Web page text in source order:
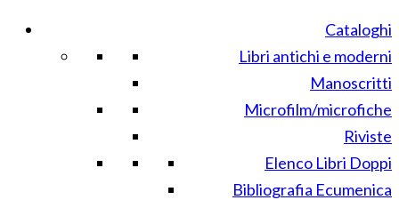
Cataloghi
Libri antichi e moderni
Manoscritti
Microfilm/microfiche
Riviste
Elenco Libri Doppi
Bibliografia Ecumenica